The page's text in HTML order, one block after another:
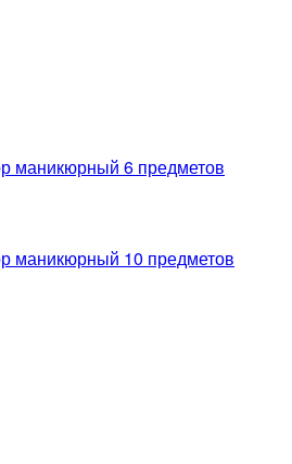
маникюрный 6 предметов
маникюрный 10 предметов